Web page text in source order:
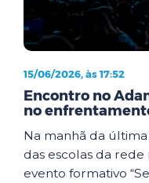
15/06/2026, às 17:52
Encontro no
no
Na manhã da
das escolas da
evento formativo